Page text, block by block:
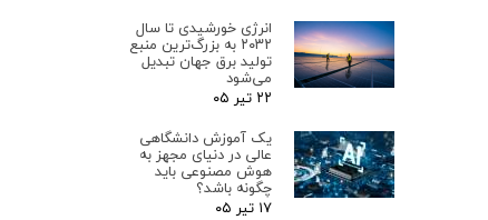
انرژی خورشیدی تا سال
۲۰۳۲ به بزرگ‌ترین منبع
تولید برق جهان تبدیل
می‌شود
۲۲ تیر ۰۵
یک آموزش دانشگاهی
عالی در دنیای مجهز به
هوش مصنوعی باید
چگونه باشد؟
۱۷ تیر ۰۵